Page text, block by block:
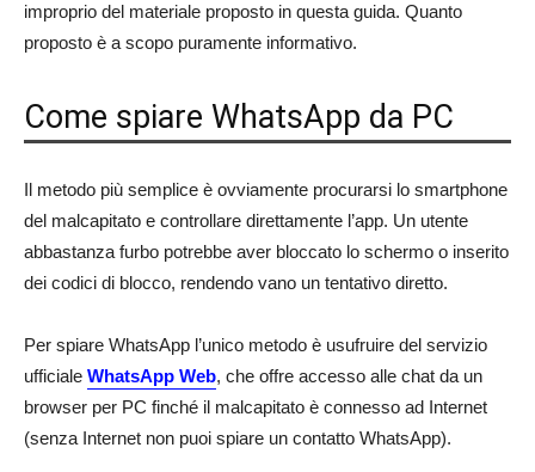
improprio del materiale proposto in questa guida. Quanto
proposto è a scopo puramente informativo.
Come spiare WhatsApp da PC
Il metodo più semplice è ovviamente procurarsi lo smartphone
del malcapitato e controllare direttamente l’app. Un utente
abbastanza furbo potrebbe aver bloccato lo schermo o inserito
dei codici di blocco, rendendo vano un tentativo diretto.
Per spiare WhatsApp l’unico metodo è usufruire del servizio
ufficiale WhatsApp Web, che offre accesso alle chat da un
browser per PC finché il malcapitato è connesso ad Internet
(senza Internet non puoi spiare un contatto WhatsApp).